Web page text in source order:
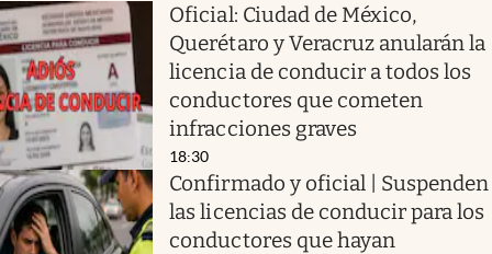
Oficial: Ciudad de México,
Querétaro y Veracruz anularán la
licencia de conducir a todos los
conductores que cometen
infracciones graves
18:30
Confirmado y oficial | Suspenden
las licencias de conducir para los
conductores que hayan